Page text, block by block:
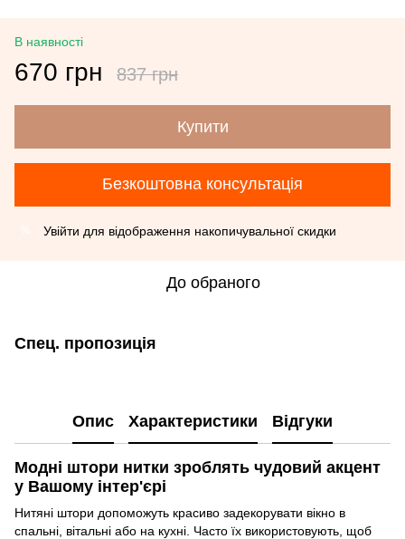
В наявності
670 грн 837 грн
Купити
Безкоштовна консультація
Увійти для відображення накопичувальної скидки
До обраного
Спец. пропозиція
Опис Характеристики Відгуки
Модні штори нитки зроблять чудовий акцент
у Вашому інтер'єрі
Нитяні штори допоможуть красиво задекорувати вікно в
спальні, вітальні або на кухні. Часто їх використовують, щоб